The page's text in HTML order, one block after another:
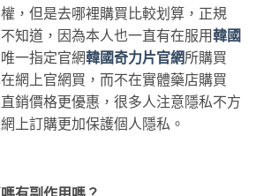
，但是去哪裡購買比較划算，正規
知道，因為本人也一直有在服用韓國
一指定官網韓國奇力片官網所購買
網上官網買，而不在實體藥店購買
銷價格更優惠，很多人注意隱私不方
上訂購更加保護個人隱私。